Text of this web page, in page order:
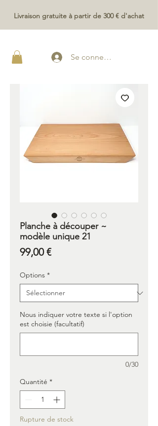
Livraison gratuite à partir de 300 € d'achat
Se connecter
Planche à découper ~
modèle unique 21
99,00 €Prix
Options *
Nous indiquer votre texte si l'option
est choisie (facultatif)
0/30
Quantité *
Rupture de stock